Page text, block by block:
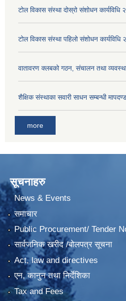
टोल विकास संस्था दोस्रो संशोधन कार्यविधि
टोल विकास संस्था पहिलो संशोधन कार्यविधि
वातावरण क्लबको गठन, संचालन तथा
शैक्षिक संस्थाका सवारी साधन सम्बन्धी
more
सूचनाहरु
News & Events
समाचार
Public Procurement/ Tender
सार्वजनिक खरीद /बोलपत्र सूचना
Act, law and directives
एन, कानुन तथा निर्देशिका
Tax and Fees